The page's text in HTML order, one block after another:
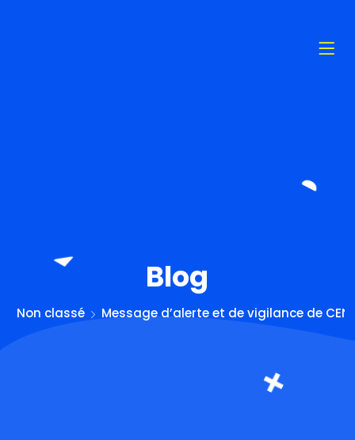
Blog
Non classé Message d’alerte et de vigilance de